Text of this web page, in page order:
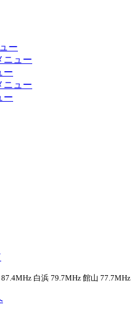
ー
ニュー
ー
ニュー
ー
白浜 79.7MHz 館山 77.7MHz